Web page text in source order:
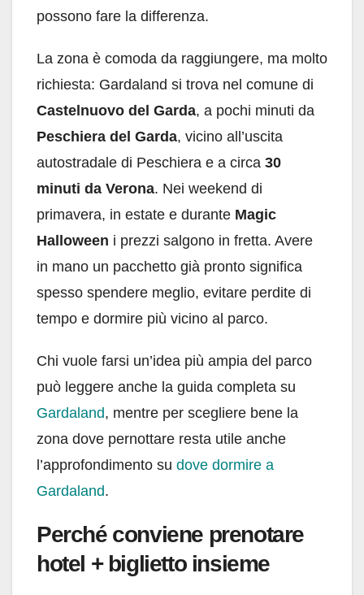
possono fare la differenza.
La zona è comoda da raggiungere, ma molto
richiesta: Gardaland si trova nel comune di
Castelnuovo del Garda, a pochi minuti da
Peschiera del Garda, vicino all’uscita
autostradale di Peschiera e a circa 30
minuti da Verona. Nei weekend di
primavera, in estate e durante Magic
Halloween i prezzi salgono in fretta. Avere
in mano un pacchetto già pronto significa
spesso spendere meglio, evitare perdite di
tempo e dormire più vicino al parco.
Chi vuole farsi un’idea più ampia del parco
può leggere anche la guida completa su
Gardaland, mentre per scegliere bene la
zona dove pernottare resta utile anche
l’approfondimento su dove dormire a
Gardaland.
Perché conviene prenotare
hotel + biglietto insieme